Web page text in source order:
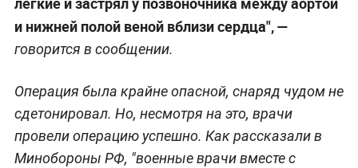
и нижней полой веной вблизи сердца", —
говорится в сообщении.
Операция была крайне опасной, снаряд чудом не
сдетонировал. Но, несмотря на это, врачи
провели операцию успешно. Как рассказали в
Минобороны РФ, "военные врачи вместе с